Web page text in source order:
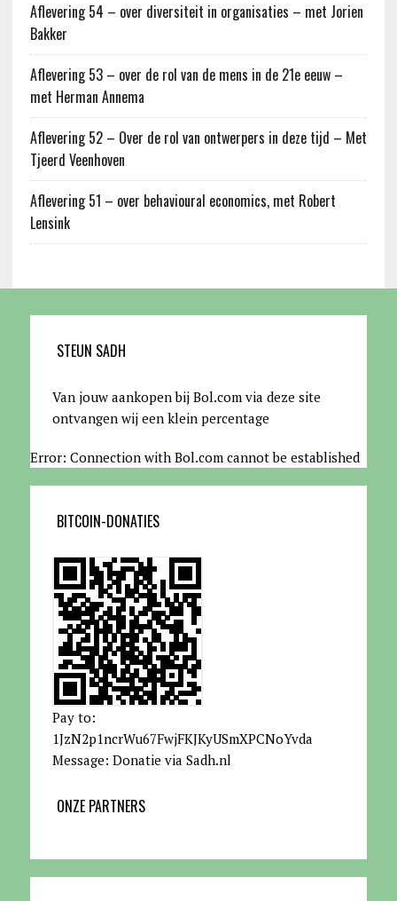
Aflevering 54 – over diversiteit in organisaties – met Jorien
Bakker
Aflevering 53 – over de rol van de mens in de 21e eeuw –
met Herman Annema
Aflevering 52 – Over de rol van ontwerpers in deze tijd – Met
Tjeerd Veenhoven
Aflevering 51 – over behavioural economics, met Robert
Lensink
STEUN SADH
Van jouw aankopen bij Bol.com via deze site
ontvangen wij een klein percentage
Error: Connection with Bol.com cannot be established
BITCOIN-DONATIES
Pay to:
1JzN2p1ncrWu67FwjFKJKyUSmXPCNoYvda
Message: Donatie via Sadh.nl
ONZE PARTNERS